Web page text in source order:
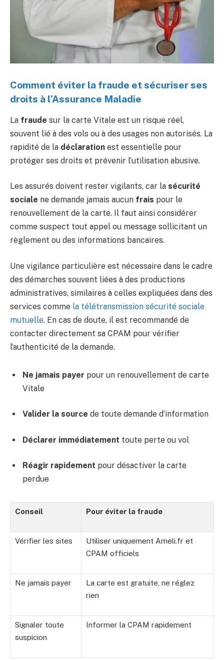
Comment éviter la fraude et sécuriser ses
droits à l’Assurance Maladie
La fraude sur la carte Vitale est un risque réel,
souvent lié à des vols ou à des usages non autorisés. La
rapidité de la déclaration est essentielle pour
protéger ses droits et prévenir l’utilisation abusive.
Les assurés doivent rester vigilants, car la sécurité
sociale ne demande jamais aucun frais pour le
renouvellement de la carte. Il faut ainsi considérer
comme suspect tout appel ou message sollicitant un
règlement ou des informations bancaires.
Une vigilance particulière est nécessaire dans le cadre
des démarches souvent liées à des productions
administratives, similaires à celles expliquées dans des
services comme la télétransmission sécurité sociale
mutuelle. En cas de doute, il est recommandé de
contacter directement sa CPAM pour vérifier
l’authenticité de la demande.
Ne jamais payer pour un renouvellement de carte
Vitale
Valider la source de toute demande d’information
Déclarer immédiatement toute perte ou vol
Réagir rapidement pour désactiver la carte
perdue
Conseil Pour éviter la fraude
Vérifier les sites
Utiliser uniquement Ameli.fr et
CPAM officiels
Ne jamais payer
La carte est gratuite, ne réglez
rien
Signaler toute
suspicion
Informer la CPAM rapidement